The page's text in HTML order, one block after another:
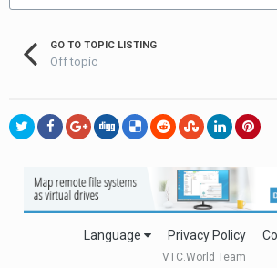
GO TO TOPIC LISTING
Off topic
Language Privacy Policy
VTC.World Team